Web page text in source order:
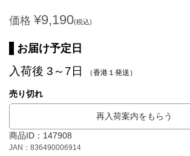
価格 ¥9,190(税込)
お届け予定日
入荷後 3～7日 （香港１発送）
売り切れ
再入荷案内をもらう
商品ID：147908
JAN：836490006914